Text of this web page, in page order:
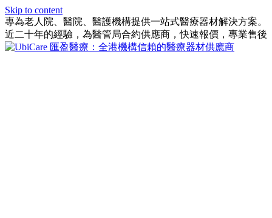
Skip to content
專為老人院、醫院、醫護機構提供一站式醫療器材解決方案。
近二十年的經驗，為醫管局合約供應商，快速報價，專業售後